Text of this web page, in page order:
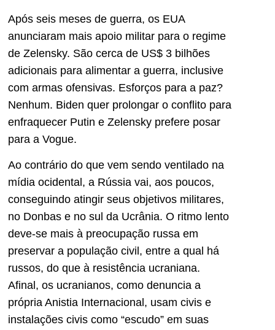
Após seis meses de guerra, os EUA
anunciaram mais apoio militar para o regime
de Zelensky. São cerca de US$ 3 bilhões
adicionais para alimentar a guerra, inclusive
com armas ofensivas. Esforços para a paz?
Nenhum. Biden quer prolongar o conflito para
enfraquecer Putin e Zelensky prefere posar
para a Vogue.
Ao contrário do que vem sendo ventilado na
mídia ocidental, a Rússia vai, aos poucos,
conseguindo atingir seus objetivos militares,
no Donbas e no sul da Ucrânia. O ritmo lento
deve-se mais à preocupação russa em
preservar a população civil, entre a qual há
russos, do que à resistência ucraniana.
Afinal, os ucranianos, como denuncia a
própria Anistia Internacional, usam civis e
instalações civis como “escudo” em suas